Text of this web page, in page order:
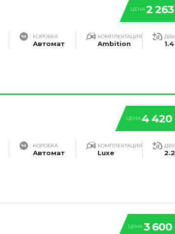
ЦЕНА2
КОРОБКА
Автомат
КОМПЛЕКТАЦИЯ
Ambition 1.4
ЦЕНА4
КОРОБКА
Автомат
КОМПЛЕКТАЦИЯ
Luxe 2.2
ЦЕНА3